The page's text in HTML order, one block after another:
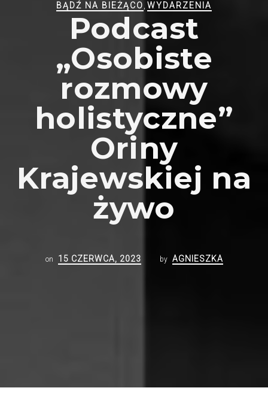
BĄDŹ NA BIEŻĄCO WYDARZENIA
Podcast
„Osobiste
rozmowy
holistyczne”
Oriny
Krajewskiej na
żywo
on 15 CZERWCA, 2023 by AGNIESZKA